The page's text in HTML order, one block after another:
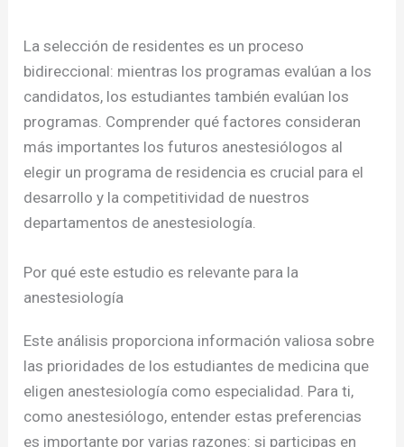
La selección de residentes es un proceso
bidireccional: mientras los programas evalúan a los
candidatos, los estudiantes también evalúan los
programas. Comprender qué factores consideran
más importantes los futuros anestesiólogos al
elegir un programa de residencia es crucial para el
desarrollo y la competitividad de nuestros
departamentos de anestesiología.
Por qué este estudio es relevante para la
anestesiología
Este análisis proporciona información valiosa sobre
las prioridades de los estudiantes de medicina que
eligen anestesiología como especialidad. Para ti,
como anestesiólogo, entender estas preferencias
es importante por varias razones: si participas en